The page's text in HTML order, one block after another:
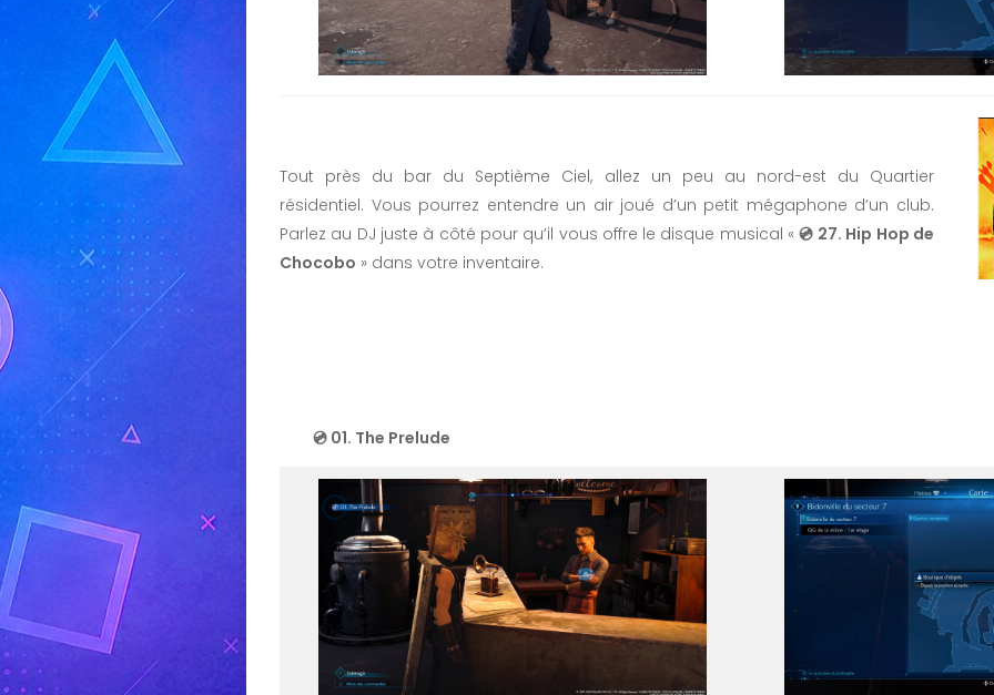
Tout près du bar du Septième Ciel, allez un peu au nord-est du Quartier
résidentiel. Vous pourrez entendre un air joué d’un petit mégaphone d’un club.
Parlez au DJ juste à côté pour qu’il vous offre le disque musical «💿 27. Hip Hop de
Chocobo » dans votre inventaire.
💿 01. The Prelude